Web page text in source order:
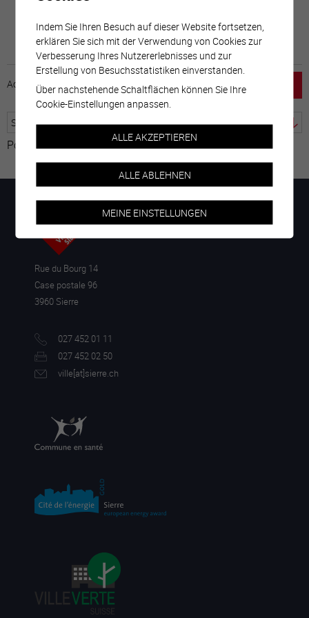
Accueil horaire emploi Mentions légales
Powered by Google Übersetzer
Rue du Bourg 14
Case postale 96
3960 Sierre
027 452 01 11
027 452 02 50
ville[at]sierre.ch
Indem Sie Ihren Besuch auf dieser Website fortsetzen,
erklären Sie sich mit der Verwendung von Cookies zur
Verbesserung Ihres Nutzererlebnisses und zur
Erstellung von Besuchsstatistiken einverstanden.
Über nachstehende Schaltflächen können Sie Ihre
Cookie-Einstellungen anpassen.
ALLE AKZEPTIEREN
ALLE ABLEHNEN
MEINE EINSTELLUNGEN